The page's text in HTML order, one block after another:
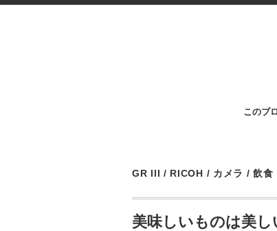
このブ
GR III / RICOH / カメラ /飲食
美味しいものは美